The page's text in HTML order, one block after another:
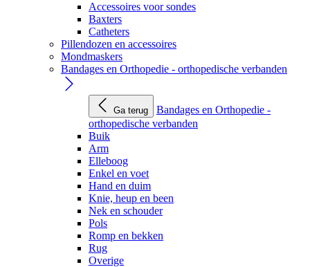
Accessoires voor sondes
Baxters
Catheters
Pillendozen en accessoires
Mondmaskers
Bandages en Orthopedie - orthopedische verbanden
Ga terug
Bandages en Orthopedie -
orthopedische verbanden
Buik
Arm
Elleboog
Enkel en voet
Hand en duim
Knie, heup en been
Nek en schouder
Pols
Romp en bekken
Rug
Overige